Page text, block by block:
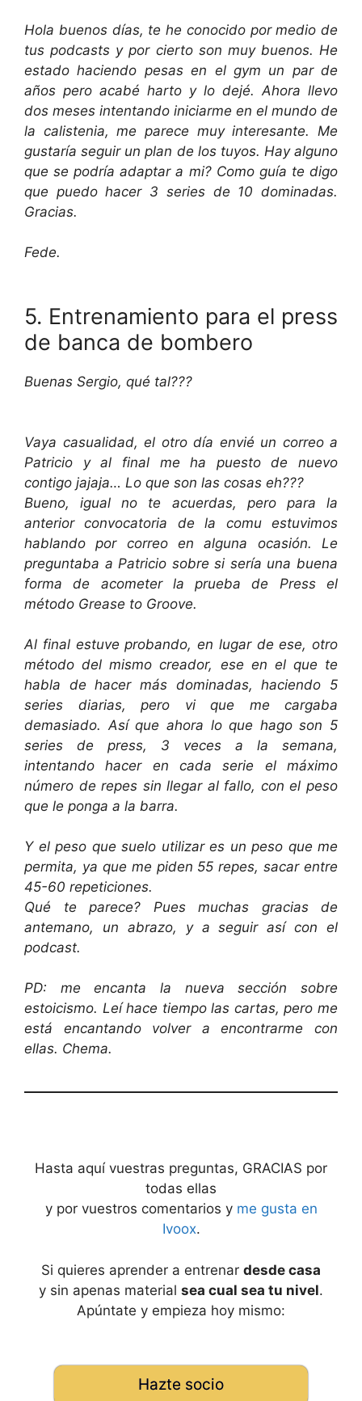
Hola buenos días, te he conocido por medio de
tus podcasts y por cierto son muy buenos. He
estado haciendo pesas en el gym un par de
años pero acabé harto y lo dejé. Ahora llevo
dos meses intentando iniciarme en el mundo de
la calistenia, me parece muy interesante. Me
gustaría seguir un plan de los tuyos. Hay alguno
que se podría adaptar a mi? Como guía te digo
que puedo hacer 3 series de 10 dominadas.
Gracias.
Fede.
5. Entrenamiento para el press
de banca de bombero
Buenas Sergio, qué tal???
Vaya casualidad, el otro día envié un correo a
Patricio y al final me ha puesto de nuevo
contigo jajaja… Lo que son las cosas eh???
Bueno, igual no te acuerdas, pero para la
anterior convocatoria de la comu estuvimos
hablando por correo en alguna ocasión. Le
preguntaba a Patricio sobre si sería una buena
forma de acometer la prueba de Press el
método Grease to Groove.
Al final estuve probando, en lugar de ese, otro
método del mismo creador, ese en el que te
habla de hacer más dominadas, haciendo 5
series diarias, pero vi que me cargaba
demasiado.Así que ahora lo que hago son 5
series de press, 3 veces a la semana,
intentando hacer en cada serie el máximo
número de repes sin llegar al fallo, con el peso
que le ponga a la barra.
Y el peso que suelo utilizar es un peso que me
permita, ya que me piden 55 repes, sacar entre
45-60 repeticiones.
Qué te parece? Pues muchas gracias de
antemano, un abrazo, y a seguir así con el
podcast.
PD: me encanta la nueva sección sobre
estoicismo. Leí hace tiempo las cartas, pero me
está encantando volver a encontrarme con
ellas. Chema.
Hasta aquí vuestras preguntas, GRACIAS por
todas ellas
y por vuestros comentarios y me gusta en
Ivoox.
Si quieres aprender a entrenar desde casa
y sin apenas material sea cual sea tu nivel.
Apúntate y empieza hoy mismo:
Hazte socio